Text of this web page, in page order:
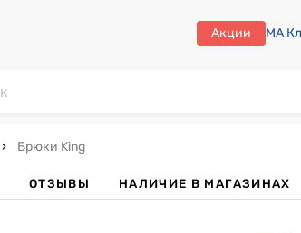
Акции МА
Брюки King
ОТЗЫВЫ НАЛИЧИЕ В МАГАЗИНАХ